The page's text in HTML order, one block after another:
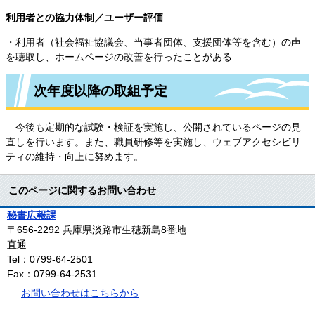
利用者との協力体制／ユーザー評価
・利用者（社会福祉協議会、当事者団体、支援団体等を含む）の声
を聴取し、ホームページの改善を行ったことがある
次年度以降の取組予定
今後も定期的な試験・検証を実施し、公開されているページの見
直しを行います。また、職員研修等を実施し、ウェブアクセシビリ
ティの維持・向上に努めます。
このページに関するお問い合わせ
秘書広報課
〒656-2292 兵庫県淡路市生穂新島8番地
直通
Tel：0799-64-2501
Fax：0799-64-2531
お問い合わせはこちらから